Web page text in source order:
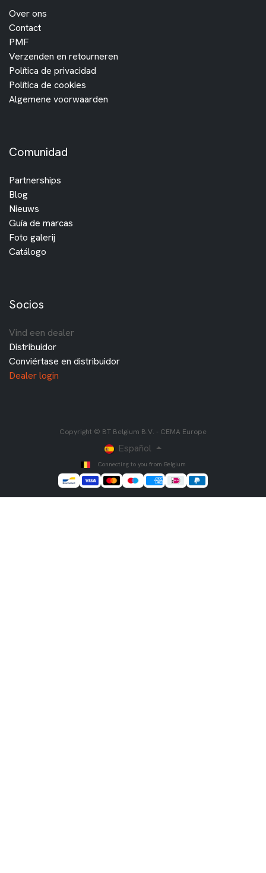
Over ons
Contact
PMF
Verzenden en retourneren
Política de privacidad
Política de cookies
Algemene voorwaarden
Comunidad
Partnerships
Blog
Nieuws
Guía de marcas
Foto galerij
Catálogo
Socios
Vind een dealer
Distribuidor
Conviértase en distribuidor
Dealer login
Copyright © BT Belgium B.V. - CEMA Europe
Español
Connecting to you from Belgium